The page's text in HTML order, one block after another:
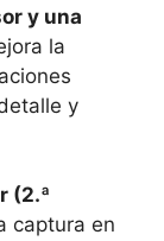
y una
la
y
(2.ª
captura en